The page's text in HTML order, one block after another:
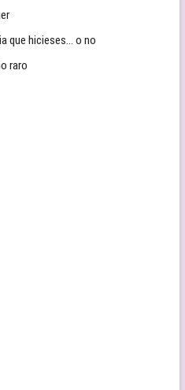
que hicieses… o no
raro